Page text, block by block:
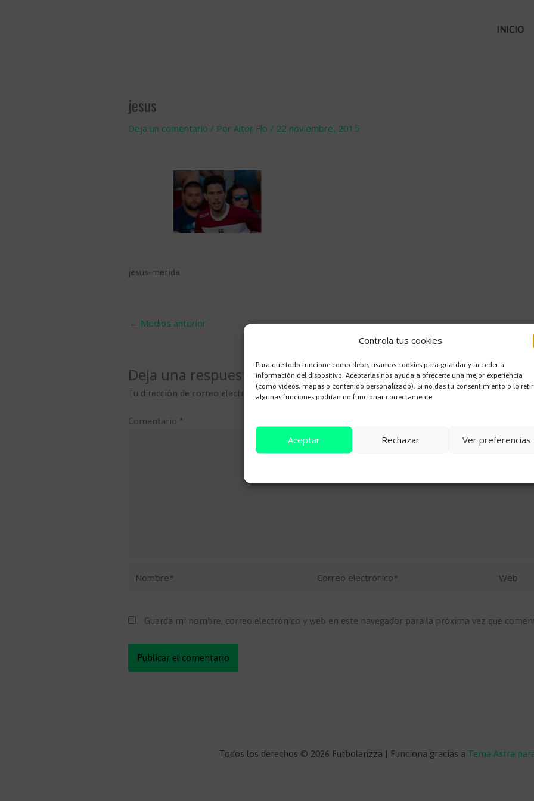
Controla tus cookies
Para que todo funcione como debe, usamos cookies para guardar y acceder a
información del dispositivo. Aceptarlas nos ayuda a ofrecerte una mejor experiencia
(como vídeos, mapas o contenido personalizado). Si no das tu consentimiento o lo
algunas funciones podrían no funcionar correctamente.
Aceptar Rechazar Ver preferencias
INICIO
jesus
Deja un comentario / Por Aitor Flo / 22 noviembre, 2015
jesus-merida
← Medios anterior
Deja una respuesta
Tu dirección de correo electrónico no será publicada. Los campos obligatorios están marcados con
Comentario *
electrónico*
Guarda mi nombre, correo electrónico y web en este navegador para la próxima vez que
Todos los derechos © 2026 Futbolanzza | Funciona gracias a Tema Astra